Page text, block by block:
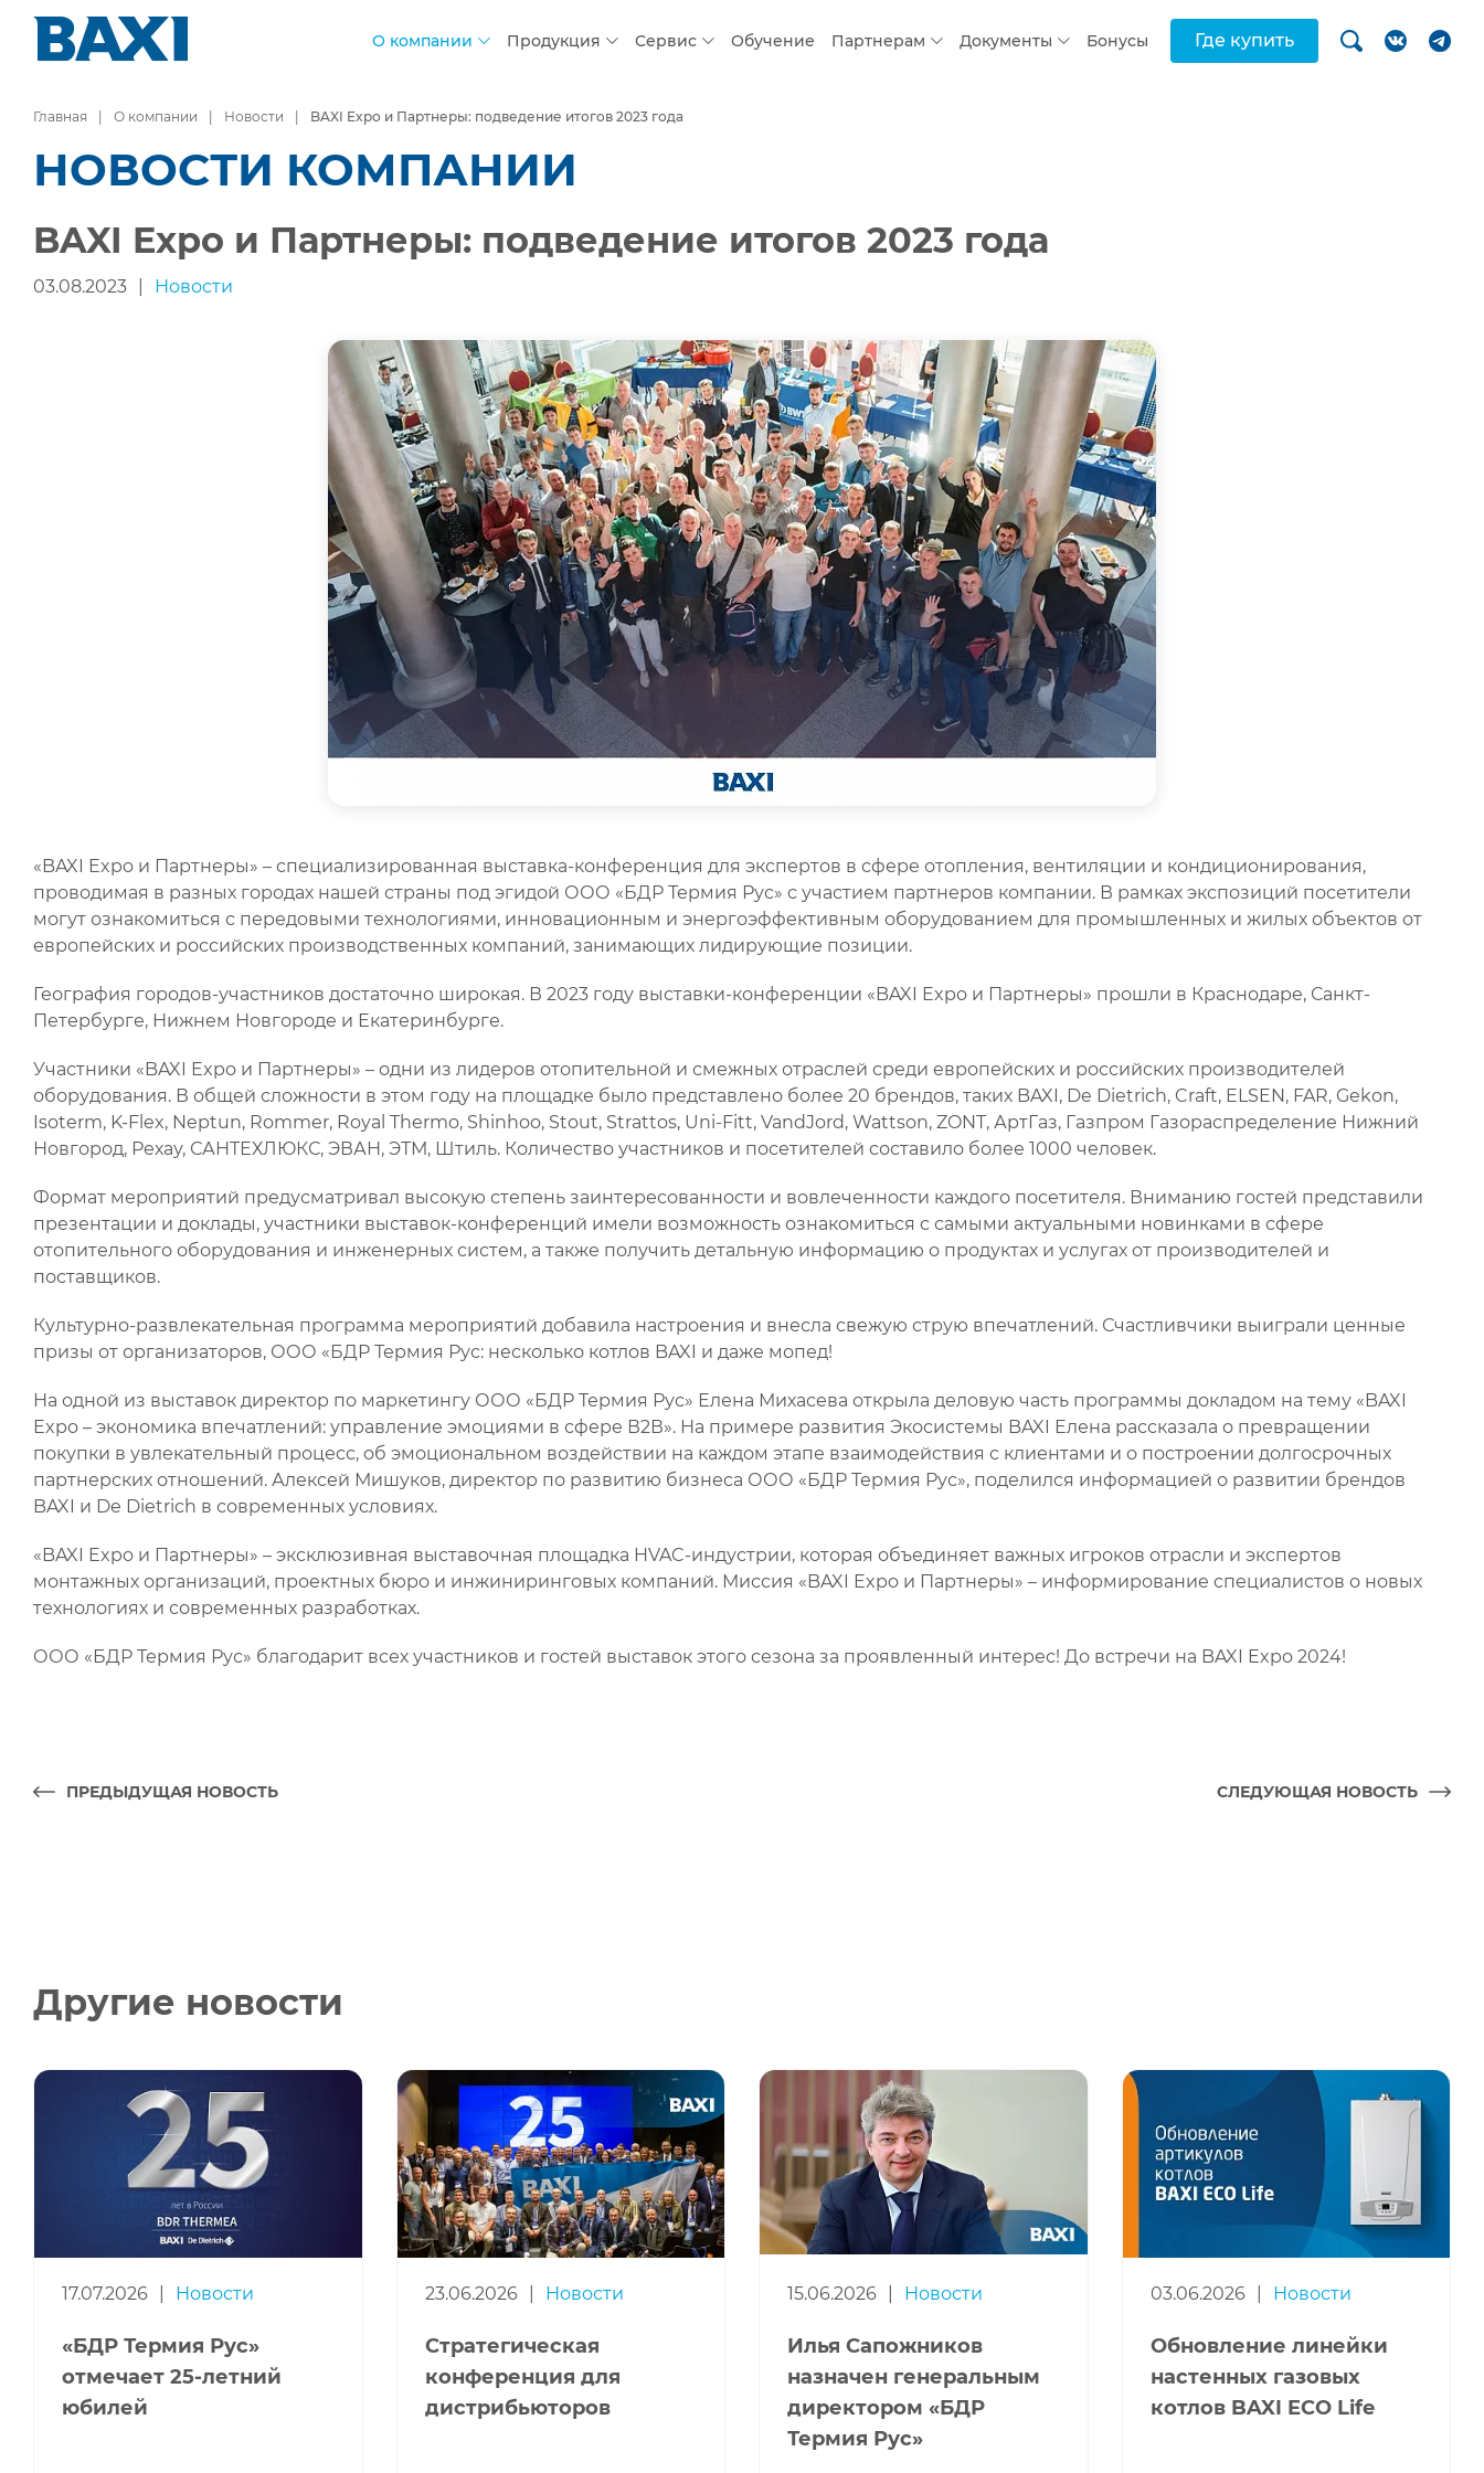
О компании Продукция Сервис Обучение Партнерам Документы Бонусы Где купить
Главная О компании Новости BAXI Expo и Партнеры: подведение итогов 2023 года
НОВОСТИ КОМПАНИИ
BAXI Expo и Партнеры: подведение итогов 2023 года
03.08.2023 Новости
«BAXI Expo и Партнеры» – специализированная выставка-конференция для экспертов в сфере отопления, вентиляции и кондиционирования,
проводимая в разных городах нашей страны под эгидой ООО «БДР Термия Рус» с участием партнеров компании. В рамках экспозиций посетители
могут ознакомиться с передовыми технологиями, инновационным и энергоэффективным оборудованием для промышленных и жилых объектов от
европейских и российских производственных компаний, занимающих лидирующие позиции.
География городов-участников достаточно широкая. В 2023 году выставки-конференции «BAXI Expo и Партнеры» прошли в Краснодаре, Санкт-
Петербурге, Нижнем Новгороде и Екатеринбурге.
Участники «BAXI Expo и Партнеры» – одни из лидеров отопительной и смежных отраслей среди европейских и российских производителей
оборудования. В общей сложности в этом году на площадке было представлено более 20 брендов, таких BAXI, De Dietrich, Craft, ELSEN, FAR, Gekon,
Isoterm, K-Flex, Neptun, Rommer, Royal Thermo, Shinhoo, Stout, Strattos, Uni-Fitt, VandJord, Wattson, ZONT, АртГаз, Газпром Газораспределение Нижний
Новгород, Рехау, САНТЕХЛЮКС, ЭВАН, ЭТМ, Штиль. Количество участников и посетителей составило более 1000 человек.
Формат мероприятий предусматривал высокую степень заинтересованности и вовлеченности каждого посетителя. Вниманию гостей представили
презентации и доклады, участники выставок-конференций имели возможность ознакомиться с самыми актуальными новинками в сфере
отопительного оборудования и инженерных систем, а также получить детальную информацию о продуктах и услугах от производителей и
поставщиков.
Культурно-развлекательная программа мероприятий добавила настроения и внесла свежую струю впечатлений. Счастливчики выиграли ценные
призы от организаторов, ООО «БДР Термия Рус: несколько котлов BAXI и даже мопед!
На одной из выставок директор по маркетингу ООО «БДР Термия Рус» Елена Михасева открыла деловую часть программы докладом на тему «BAXI
Expo – экономика впечатлений: управление эмоциями в сфере В2В». На примере развития Экосистемы BAXI Елена рассказала о превращении
покупки в увлекательный процесс, об эмоциональном воздействии на каждом этапе взаимодействия с клиентами и о построении долгосрочных
партнерских отношений. Алексей Мишуков, директор по развитию бизнеса ООО «БДР Термия Рус», поделился информацией о развитии брендов
BAXI и De Dietrich в современных условиях.
«BAXI Expo и Партнеры» – эксклюзивная выставочная площадка HVAC-индустрии, которая объединяет важных игроков отрасли и экспертов
монтажных организаций, проектных бюро и инжиниринговых компаний. Миссия «BAXI Expo и Партнеры» – информирование специалистов о новых
технологиях и современных разработках.
ООО «БДР Термия Рус» благодарит всех участников и гостей выставок этого сезона за проявленный интерес! До встречи на BAXI Expo 2024!
ПРЕДЫДУЩАЯ НОВОСТЬ СЛЕДУЮЩАЯ НОВОСТЬ
Другие новости
17.07.2026 Новости
«БДР Термия Рус»
отмечает 25-летний
юбилей
23.06.2026 Новости
Стратегическая
конференция для
дистрибьюторов
15.06.2026 Новости
Илья Сапожников
назначен генеральным
директором «БДР
Термия Рус»
03.06.2026 Новости
Обновление линейки
настенных газовых
котлов BAXI ECO Life